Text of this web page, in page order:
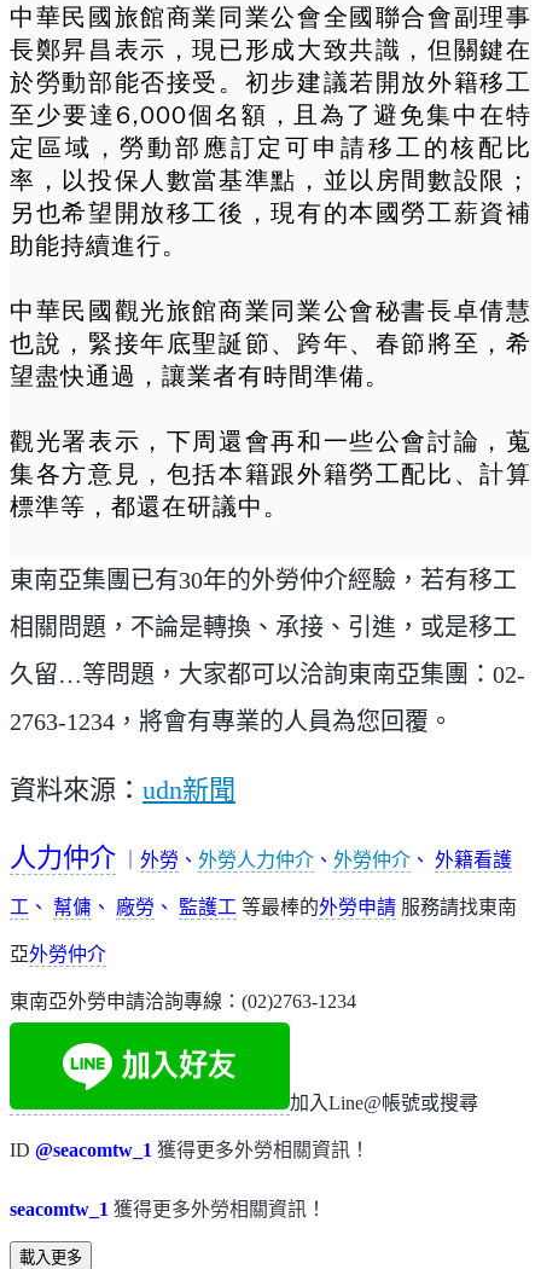
中華民國旅館商業同業公會全國聯合會副理事
長鄭昇昌表示，現已形成大致共識，但關鍵在
於勞動部能否接受。初步建議若開放外籍移工
至少要達6,000個名額，且為了避免集中在特
定區域，勞動部應訂定可申請移工的核配比
率，以投保人數當基準點，並以房間數設限；
另也希望開放移工後，現有的本國勞工薪資補
助能持續進行。
中華民國觀光旅館商業同業公會秘書長卓倩慧
也說，緊接年底聖誕節、跨年、春節將至，希
望盡快通過，讓業者有時間準備。
觀光署表示，下周還會再和一些公會討論，蒐
集各方意見，包括本籍跟外籍勞工配比、計算
標準等，都還在研議中。
東南亞集團已有30年的外勞仲介經驗，若有移工
相關問題，不論是轉換、承接、引進，或是移工
久留…等問題，大家都可以洽詢東南亞集團：02-
2763-1234，將會有專業的人員為您回覆。
資料來源： udn新聞
人力仲介 外勞 、 外勞人力仲介 、 外勞仲介 、 外籍看護
工 、 幫傭 、 廠勞 、 監護工 等最棒的外勞申請 服務請找東南
亞外勞仲介
東南亞外勞申請洽詢專線：(02)2763-1234
加入Line@帳號或搜尋
ID @seacomtw_1 獲得更多外勞相關資訊！
seacomtw_1 獲得更多外勞相關資訊！
載入更多